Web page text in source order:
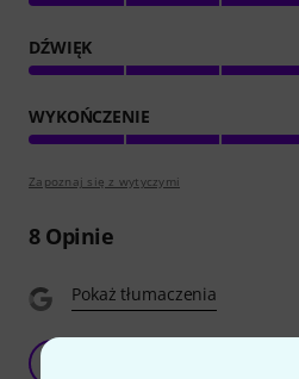
DŹWIĘK
WYKOŃCZENIE
Zapoznaj się z wytyczymi
8Opinie
Pokaż tłumaczenia